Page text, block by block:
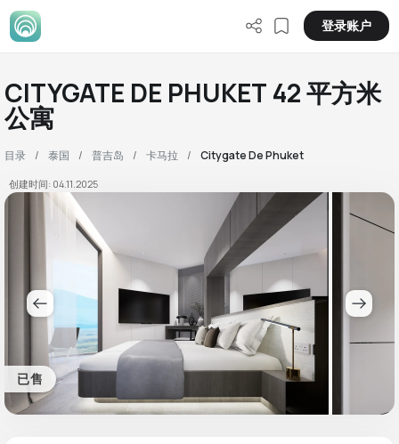
登录账户
CITYGATE DE PHUKET 42 平方米
公寓
目录 泰国 普吉岛 卡马拉 Citygate De Phuket
创建时间: 04.11.2025
已售